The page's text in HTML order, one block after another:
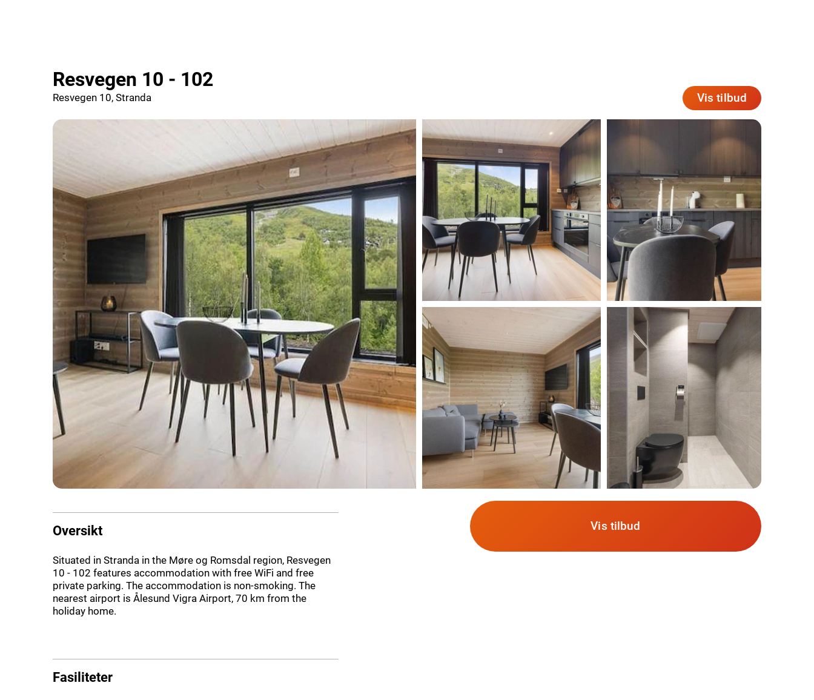
Resvegen 10 - 102
Resvegen 10, Stranda Vis tilbud
Oversikt
Situated in Stranda in the Møre og Romsdal region, Resvegen
10 - 102 features accommodation with free WiFi and free
private parking. The accommodation is non-smoking. The
nearest airport is Ålesund Vigra Airport, 70 km from the
holiday home.
Fasiliteter
Vis tilbud